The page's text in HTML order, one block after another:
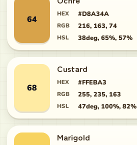
64
HEX #D8A34A
RGB 216, 163, 74
HSL 38deg, 65%, 57%
68
Custard
HEX #FFEBA3
RGB 255, 235, 163
HSL 47deg, 100%, 82%
Marigold